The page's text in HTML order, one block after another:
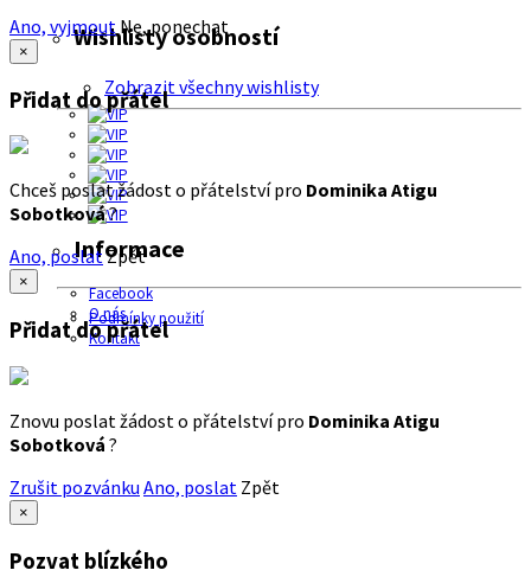
Wishlisty osobností
Zobrazit všechny wishlisty
Informace
Facebook
O nás
Podmínky použití
Kontakt
Ano, vyjmout Ne, ponechat
×
Přidat do přátel
Chceš poslat žádost o přátelství pro Dominika Atigu
Sobotková?
Ano, poslatZpět
×
Přidat do přátel
Znovu poslat žádost o přátelství pro Dominika Atigu
Sobotková ?
Zrušit pozvánku Ano, poslat Zpět
×
Pozvat blízkého